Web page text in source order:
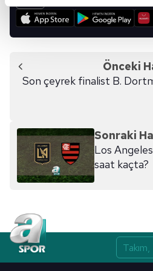
kalemimiz olduğunu sizlere
takdirde, kullanıcılara hedefli
Sizlere daha iyi bir hizmet
Sitemizde kendimize ve üçüncü
kullanılmaktadır. Bu çerezler
verileriniz işlenmekte olup
toplumu hizmetlerinin sunulması
kullanılmaktadır. Diğer çerezler,
sınırlı olarak açık rızanız
Çerezlere ilişkin tercihlerinizi
vasıtasıyla belirleyebilirsiniz.
Önceki
Son çeyrek finalist B.
Sonraki
Los
saat kaçta?